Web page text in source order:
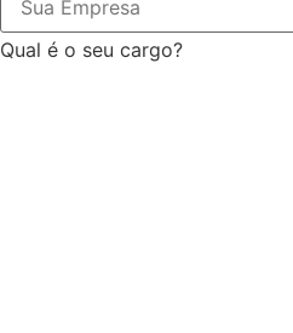
Qual é o seu cargo?